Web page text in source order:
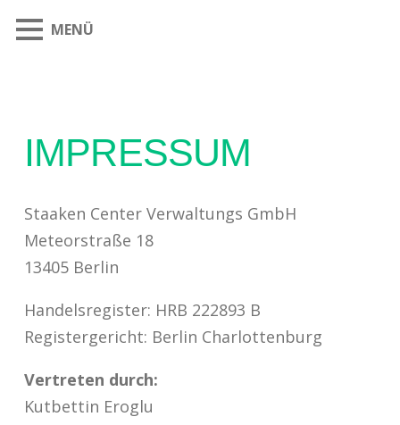
MENÜ
IMPRESSUM
Staaken Center Verwaltungs GmbH
Meteorstraße 18
13405 Berlin
Handelsregister: HRB 222893 B
Registergericht: Berlin Charlottenburg
Vertreten durch:
Kutbettin Eroglu